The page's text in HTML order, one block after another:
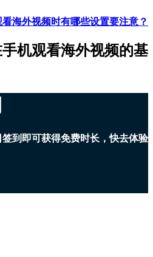
海外视频时有哪些设置要注意？
机观看海外视频的基
到即可获得免费时长，快去体验